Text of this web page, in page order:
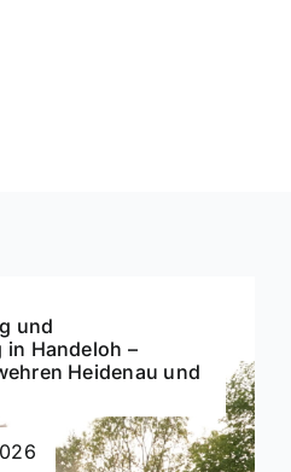
und
Handeloh –
Heidenau und